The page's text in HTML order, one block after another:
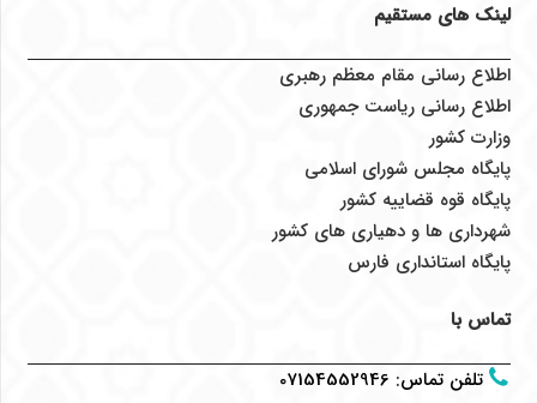
لینک های مستقیم
اطلاع رسانی مقام معظم رهبری
اطلاع رسانی ریاست جمهوری
وزارت کشور
پایگاه مجلس شورای اسلامی
پایگاه قوه قضاییه کشور
شهرداری ها و دهیاری های کشور
پایگاه استانداری فارس
تماس با
تلفن تماس:
07154552946